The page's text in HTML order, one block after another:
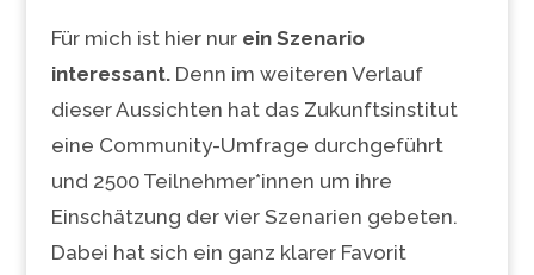
Für mich ist hier nur ein Szenario
interessant.Denn im weiteren Verlauf
dieser Aussichten hat das Zukunftsinstitut
eine Community-Umfrage durchgeführt
und 2500 Teilnehmer*innen um ihre
Einschätzung der vier Szenarien gebeten.
Dabei hat sich ein ganz klarer Favorit